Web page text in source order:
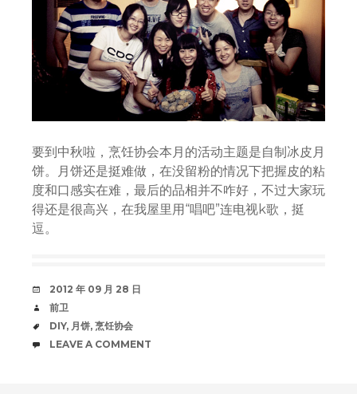
要到中秋啦，烹饪协会本月的活动主题是自制冰皮月
饼。月饼还是挺难做，在没留粉的情况下把握皮的粘
度和口感实在难，最后的品相并不咋好，不过大家玩
得还是很高兴，在我屋里用“唱吧”连电视k歌，挺
逗。
DATE
2012 年 09 月 28 日
AUTHOR
前卫
TAGS
DIY, 月饼, 烹饪协会
COMMENTS
LEAVE A COMMENT